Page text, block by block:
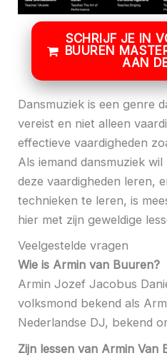
SCHRIJF JE IN
BUUREN
AAN
Dansmuziek is een genre
vereist en niet alleen
effectieve vaardigheden
Als iemand dansmuziek
deze vaardigheden leren,
technieken te leren, is
hier met zijn geweldige
Veelgestelde vragen
Wie is Armin van Buuren?
Armin Jozef Jacobus
volksmond bekend als
Nederlandse DJ, bekend
Zijn lessen van Armin